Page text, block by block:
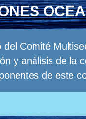
Comité
y análisis de la
de este